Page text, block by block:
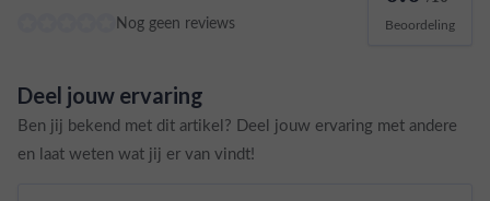
Nog geen reviews Beoordeling
Deel jouw ervaring
Ben jij bekend met dit artikel? Deel jouw ervaring met andere
en laat weten wat jij er van vindt!